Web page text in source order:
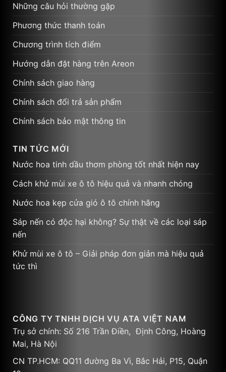
Những câu hỏi thường gặp
Phương thức thanh toán
Chương trình tích điểm
Hướng dẫn đặt hàng trên Areon
Chính sách giao hàng
Chính sách đổi trả sản phẩm
Chính sách bảo mật thông tin
TIN TỨC MỚI
Nước hoa tinh dầu thơm phòng tốt nhất hiện nay
Cách khử mùi xe ô tô hiệu quả và nhanh chóng
Nước hoa kẹp cửa gió ô tô chính hãng
Sáp nến có độc hại không? Sự thật về các loại sáp
nến
Khử mùi xe ô tô – Giải pháp đơn giản mà hiệu quả
tức thì
CÔNG TY TNHH DỊCH VỤ ATA VIỆT NAM
Trụ sở chính: Số 216 Trần Điền, Định Công, Hoàng
Mai, Hà Nội
CN TP.HCM: QQ11 đường Ba Vì, Bắc Hải, P15, Quận